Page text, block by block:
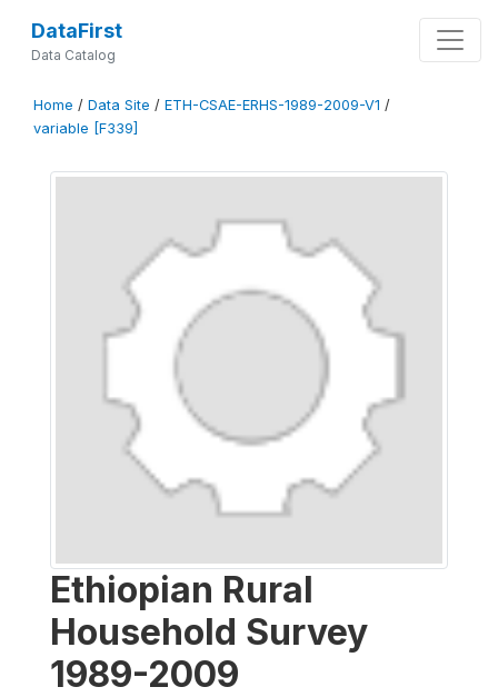
DataFirst
Data Catalog
Home / Data Site / ETH-CSAE-ERHS-1989-2009-V1 /
variable [F339]
Ethiopian Rural
Household Survey
1989-2009